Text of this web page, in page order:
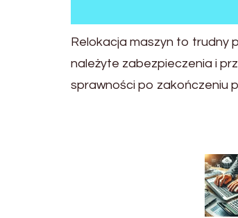
Relokacja maszyn to trudny
należyte zabezpieczenia i
sprawności po zakończeniu